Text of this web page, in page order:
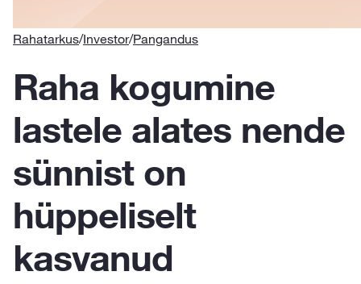
Rahatarkus/Investor/Pangandus
Raha kogumine
lastele alates nende
sünnist on
hüppeliselt
kasvanud